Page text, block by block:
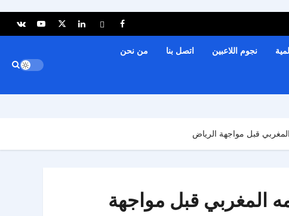
نجوم اللاعبين اتصل بنا من نحن
قبل مواجهة الرياض
المغربي قبل مواجهة